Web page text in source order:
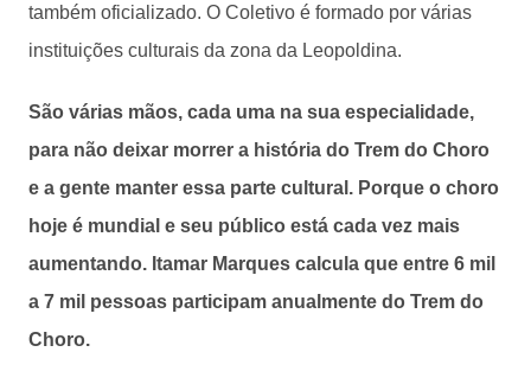
também oficializado. O Coletivo é formado por várias
instituições culturais da zona da Leopoldina.
São várias mãos, cada uma na sua especialidade,
para não deixar morrer a história do Trem do Choro
e a gente manter essa parte cultural. Porque o choro
hoje é mundial e seu público está cada vez mais
aumentando. Itamar Marques calcula que entre 6 mil
a 7 mil pessoas participam anualmente do Trem do
Choro.